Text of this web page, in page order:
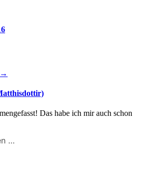
→
Das habe ich mir auch schon
…